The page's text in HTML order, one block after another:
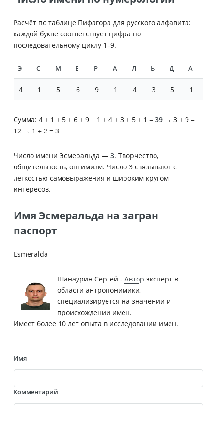
Расчёт по таблице Пифагора для русского алфавита:
каждой букве соответствует цифра по
последовательному циклу 1–9.
Э С М Е Р А Л Ь Д А
4 1 5 6 9 1 4 3 5 1
Сумма: 4 + 1 + 5 + 6 + 9 + 1 + 4 + 3 + 5 + 1 = 39 → 3 + 9 =
12 → 1 + 2 = 3
Число имени Эсмеральда — 3. Творчество,
общительность, оптимизм. Число 3 связывают с
лёгкостью самовыражения и широким кругом
интересов.
Имя Эсмеральда на загран
паспорт
Esmeralda
Шанаурин Сергей - Автор эксперт в
области антропонимики,
специализируется на значении и
происхождении имен.
Имеет более 10 лет опыта в исследовании имен.
Имя
Комментарий